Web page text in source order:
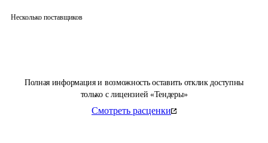
Полная информация и возможность оставить отклик доступны
только с лицензией «Тендеры»
Смотреть расценки
Несколько поставщиков